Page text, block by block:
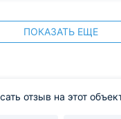
ПОКАЗАТЬ ЕЩЕ
отзыв на этот